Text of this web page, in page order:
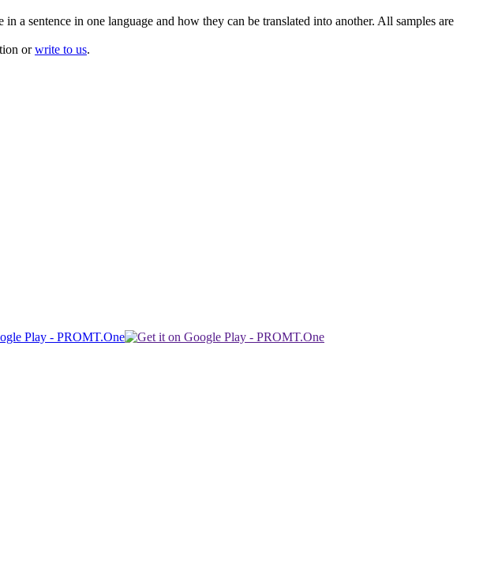
a sentence in one language and how they can be translated into another. All samples are
orwrite to us.